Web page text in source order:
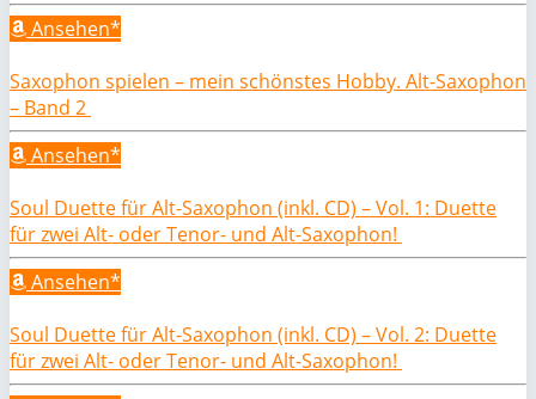
Ansehen*
Saxophon spielen – mein schönstes Hobby. Alt-Saxophon
– Band 2
Ansehen*
Soul Duette für Alt-Saxophon (inkl. CD) – Vol. 1: Duette
für zwei Alt- oder Tenor- und Alt-Saxophon!
Ansehen*
Soul Duette für Alt-Saxophon (inkl. CD) – Vol. 2: Duette
für zwei Alt- oder Tenor- und Alt-Saxophon!